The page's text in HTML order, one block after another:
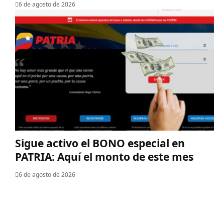
6 de agosto de 2026
Sigue activo el BONO especial en
PATRIA: Aquí el monto de este mes
6 de agosto de 2026